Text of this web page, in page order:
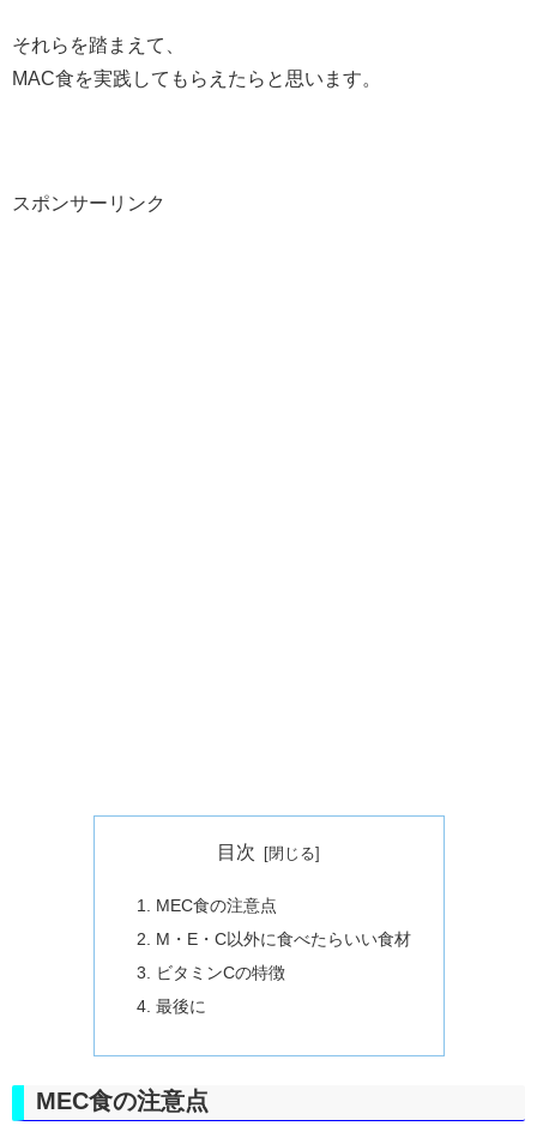
それらを踏まえて、
MAC食を実践してもらえたらと思います。
スポンサーリンク
目次
MEC食の注意点
M・E・C以外に食べたらいい食材
ビタミンCの特徴
最後に
MEC食の注意点